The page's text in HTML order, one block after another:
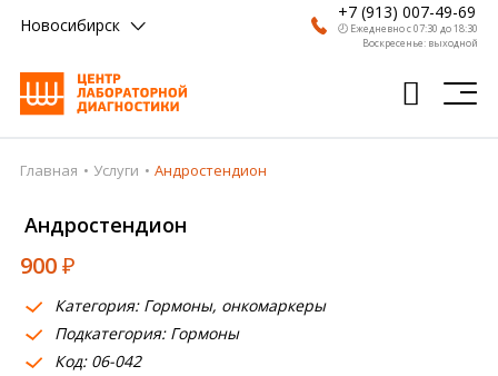
Новосибирск
+7 (913) 007-49-69
🕗 Ежедневно с 07:30 до 18:30
Воскресенье: выходной
Главная
Анализы
Врачи
Получить результат
Пациентам
Главная Услуги Андростендион
Андростендион
900₽
Категория: Гормоны, онкомаркеры
Подкатегория: Гормоны
Код: 06-042